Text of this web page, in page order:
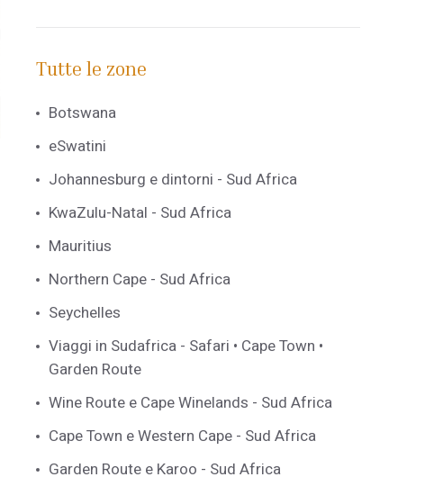
Tutte le zone
Botswana
eSwatini
Johannesburg e dintorni - Sud Africa
KwaZulu-Natal - Sud Africa
Mauritius
Northern Cape - Sud Africa
Seychelles
Viaggi in Sudafrica - Safari • Cape Town •
Garden Route
Wine Route e Cape Winelands - Sud Africa
Cape Town e Western Cape - Sud Africa
Garden Route e Karoo - Sud Africa